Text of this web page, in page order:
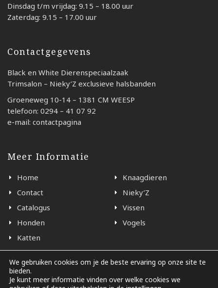
Dinsdag t/m vrijdag: 9.15 – 18.00 uur
Zaterdag: 9.15 – 17.00 uur
Contactgegevens
Black en White Dierenspeciaalzaak
Trimsalon – Nieky’Z exclusieve halsbanden
Groeneweg 10-14 – 1381 CM WEESP
telefoon: 0294 – 41 07 92
e-mail: contactpagina
Meer Informatie
Home
Contact
Catalogus
Honden
Katten
Knaagdieren
Nieky’Z
Vissen
Vogels
We gebruiken cookies om je de beste ervaring op onze site te
bieden.
Je kunt meer informatie vinden over welke cookies we